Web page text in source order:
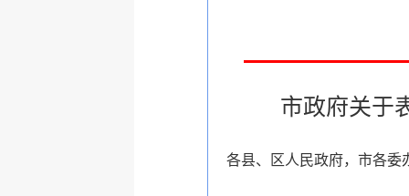
市政府关于
各县、区人民政府，市各委